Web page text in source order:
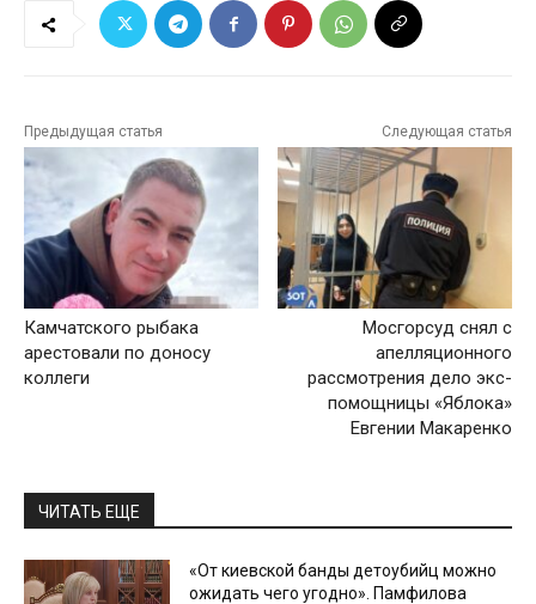
Предыдущая статья
Камчатского рыбака
арестовали по доносу
коллеги
Следующая статья
Мосгорсуд снял с
апелляционного
рассмотрения дело экс-
помощницы «Яблока»
Евгении Макаренко
ЧИТАТЬ ЕЩЕ
«От киевской банды детоубийц можно
ожидать чего угодно». Памфилова